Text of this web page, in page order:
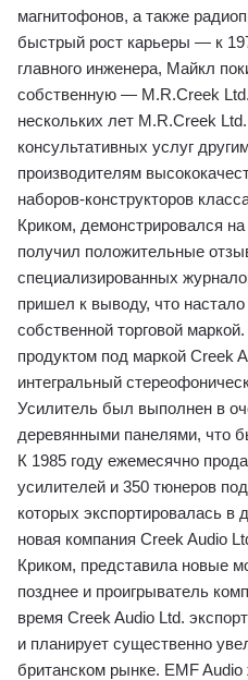
магнитофонов, а также
быстрый рост карьеры — к
главного инженера, Майкл
собственную — M.R.Creek
нескольких лет M.R.Creek
консультативных услуг
производителям
наборов-конструкторов
Криком, демонстрировался
получил положительные
специализированных
пришел к выводу, что
собственной торговой
продуктом под маркой Creek
интегральный
Усилитель был выполнен в
деревянными панелями, что
К 1985 году ежемесячно
усилителей и 350 тюнеров
которых экспортировалась в
новая компания Creek Audio
Криком, представила новые
позднее и проигрыватель
время Creek Audio Ltd.
и планирует существенно
британском рынке. EMF Audio